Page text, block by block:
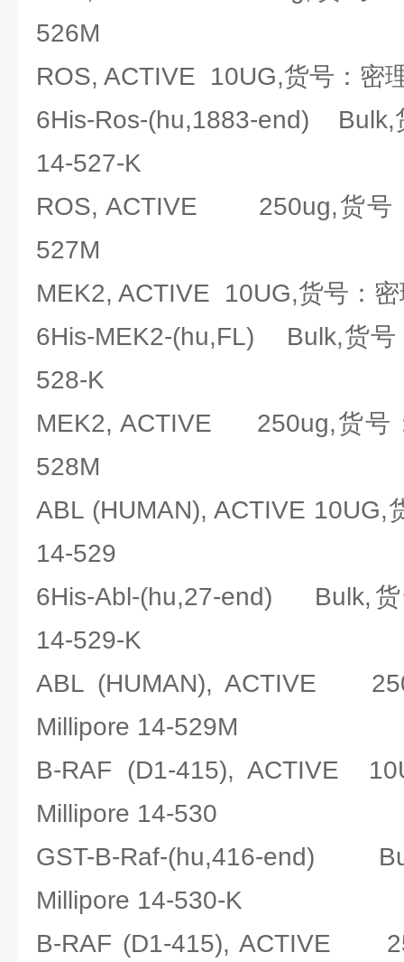
526M
ROS, ACTIVE 10UG,货号：密
6His-Ros-(hu,1883-end) Bulk,
14-527-K
ROS, ACTIVE 250ug,货号
527M
MEK2, ACTIVE 10UG,货号：
6His-MEK2-(hu,FL) Bulk,货号
528-K
MEK2, ACTIVE 250ug,货号
528M
ABL (HUMAN), ACTIVE 10UG,
14-529
6His-Abl-(hu,27-end) Bulk,
14-529-K
ABL (HUMAN), ACTIVE
Millipore 14-529M
B-RAF (D1-415), ACTIVE
Millipore 14-530
GST-B-Raf-(hu,416-end)
Millipore 14-530-K
B-RAF (D1-415), ACTIVE